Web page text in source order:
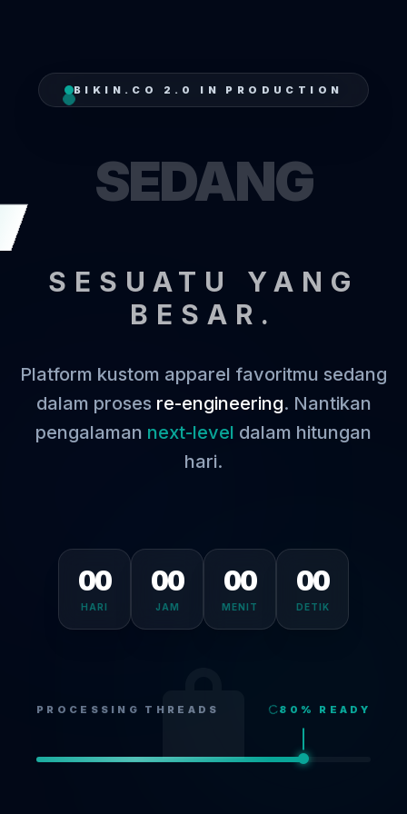
BIKIN.CO 2.0 IN PRODUCTION
SEDANG
SESUATU YANG
BESAR.
Platform kustom apparel favoritmu sedang
dalam proses re-engineering. Nantikan
pengalaman next-level dalam hitungan
hari.
00
HARI
00
JAM
00
MENIT
00
DETIK
PROCESSING THREADS 80 % READY